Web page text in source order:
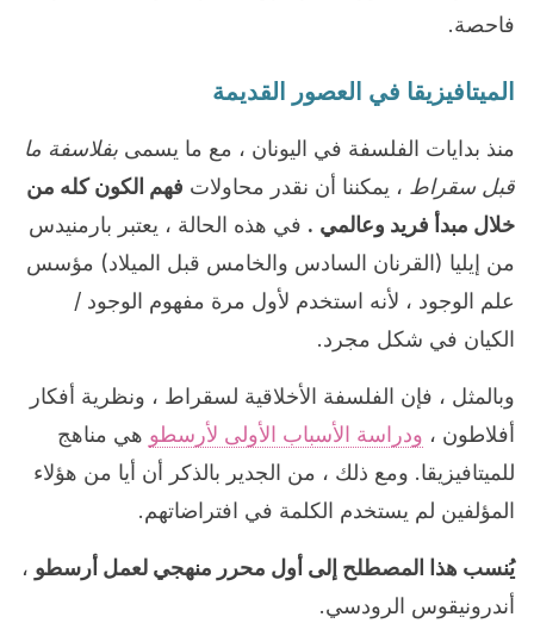
فاحصة.
الميتافيزيقا في العصور القديمة
منذ بدايات الفلسفة في اليونان ، مع ما يسمى بفلاسفة ما
قبل سقراط ، يمكننا أن نقدر محاولات فهم الكون كله من
خلال مبدأ فريد وعالمي . في هذه الحالة ، يعتبر بارمنيدس
من إيليا (القرنان السادس والخامس قبل الميلاد) مؤسس
علم الوجود ، لأنه استخدم لأول مرة مفهوم الوجود /
الكيان في شكل مجرد.
وبالمثل ، فإن الفلسفة الأخلاقية لسقراط ، ونظرية أفكار
أفلاطون ، ودراسة الأسباب الأولى لأرسطو هي مناهج
للميتافيزيقا. ومع ذلك ، من الجدير بالذكر أن أيا من هؤلاء
المؤلفين لم يستخدم الكلمة في افتراضاتهم.
يُنسب هذا المصطلح إلى أول محرر منهجي لعمل أرسطو ،
أندرونيقوس الرودسي.